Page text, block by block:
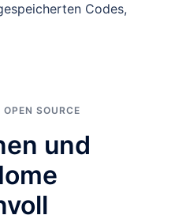
Codes,
OPEN SOURCE
und